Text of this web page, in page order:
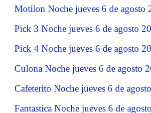
Motilon Noche jueves 6 de agosto
Pick 3 Noche jueves 6 de agosto
Pick 4 Noche jueves 6 de agosto
Culona Noche jueves 6 de agosto
Cafeterito Noche jueves 6 de
Fantastica Noche jueves 6 de